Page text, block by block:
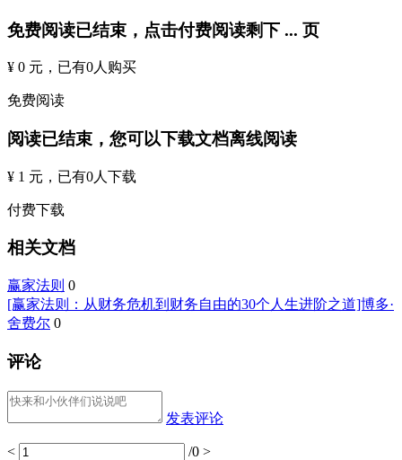
免费阅读已结束，点击付费阅读剩下 ... 页
¥ 0 元 ，已有0人购买
免费阅读
阅读已结束，您可以下载文档离线阅读
¥ 1 元 ，已有0人下载
付费下载
相关文档
赢家法则 0
[赢家法则：从财务危机到财务自由的30个人生进阶之道]博多·
舍费尔 0
评论
发表评论
< /0 >